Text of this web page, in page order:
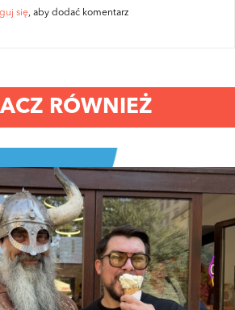
się, aby dodać komentarz
RÓWNIEŻ